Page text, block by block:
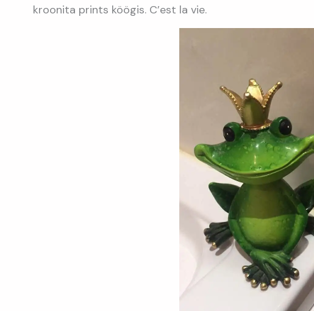
kroonita prints köögis. C’est la vie.